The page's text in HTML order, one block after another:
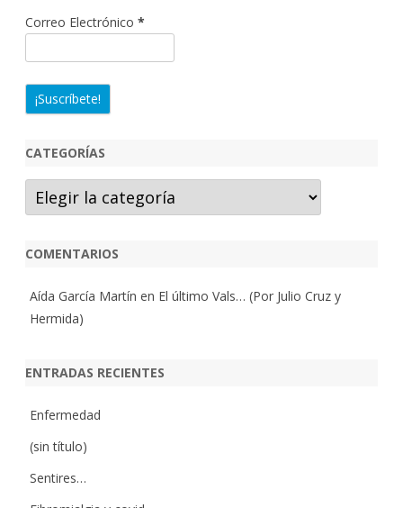
Correo Electrónico *
CATEGORÍAS
Categorías
COMENTARIOS
Aída García Martín en El último Vals… (Por Julio Cruz y
Hermida)
ENTRADAS RECIENTES
Enfermedad
(sin título)
Sentires…